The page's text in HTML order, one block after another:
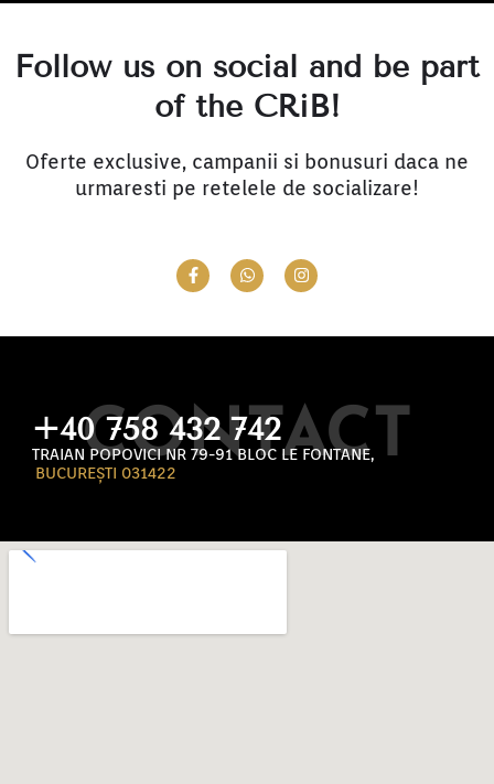
Follow us on social and be part
of the CRiB!
Oferte exclusive, campanii si bonusuri daca ne
urmaresti pe retelele de socializare!
F
a
c
b
-
f
W
h
a
s
I
n
s
a
m
CONTACT
+40 758 432 742
TRAIAN POPOVICI NR 79-91 BLOC LE FONTANE,
BUCUREȘTI 031422